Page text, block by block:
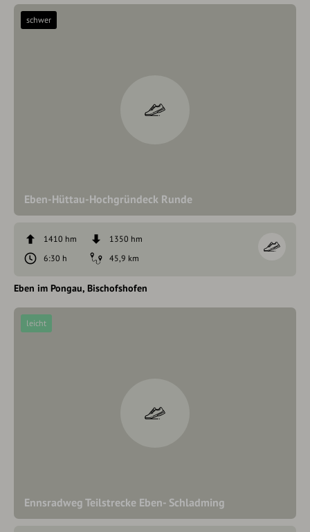
Eben-Hüttau-Hochgründeck Runde
schwer
1410 hm
1350 hm
6:30 h
45,9 km
Eben im Pongau Bischofshofen
Ennsradweg Teilstrecke Eben- Schladming
leicht